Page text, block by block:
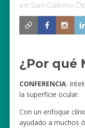
en San Gabino
¿Por qué
CONFERENCIA:
la superficie ocular.
Con un enfoque
ayudado a muchos